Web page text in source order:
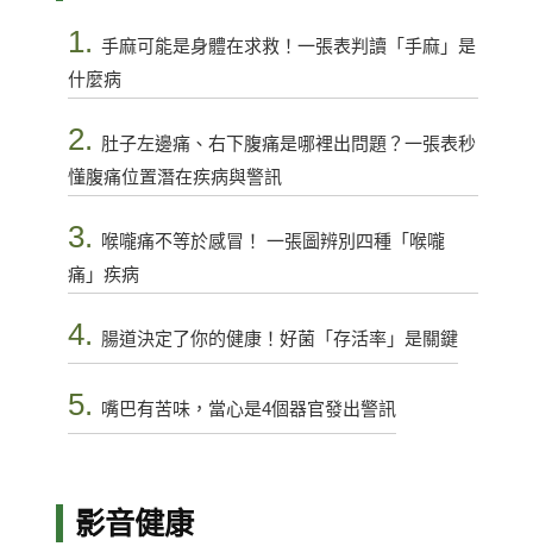
1. 手麻可能是身體在求救！一張表判讀「手麻」是
什麼病
2. 肚子左邊痛、右下腹痛是哪裡出問題？一張表秒
懂腹痛位置潛在疾病與警訊
3.
喉嚨痛不等於感冒！ 一張圖辨別四種「喉嚨
痛」疾病
4. 腸道決定了你的健康！好菌「存活率」是關鍵
5. 嘴巴有苦味，當心是4個器官發出警訊
影音健康